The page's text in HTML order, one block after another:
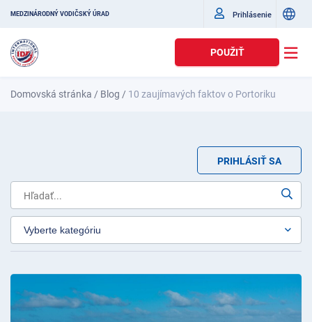
MEDZINÁRODNÝ VODIČSKÝ ÚRAD Prihlásenie
POUŽIŤ
Domovská stránka / Blog / 10 zaujímavých faktov o Portoriku
PRIHLÁSIŤ SA